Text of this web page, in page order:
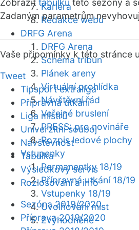
Kariéra
Redakce webu
DRFG Arena
DRFG Arena
Schéma tribun
Plánek areny
Virtuální prohlídka
Návštěvní řád
Veřejné bruslení
PRESS: pro novináře
Rozpis ledové plochy
Vstupenky
Permanentky 18/19
Přípravná utkání 18/19
Vstupenky 18/19
Uvolňování míst
Zvýhodněné
Zobrazit tabulku této sezóny a
Zadaným parametrům
Vaše připomínky k této stránce
Tweet
Tipsport extraliga
Přípravná utkání
Liga mistrů
Univerzitní souboj
Návštěvnost
Tabulka
Výsledkový servis
Rozlosování a info
Sezóna 2019/2020
Příprava 2019/2020